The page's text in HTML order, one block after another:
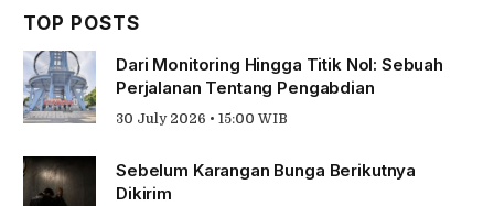
TOP POSTS
Dari Monitoring Hingga Titik Nol: Sebuah
Perjalanan Tentang Pengabdian
30 July 2026 • 15:00 WIB
Sebelum Karangan Bunga Berikutnya
Dikirim